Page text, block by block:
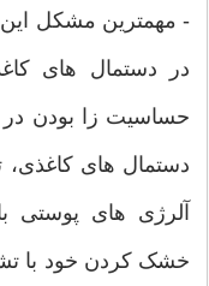
- مهمترین مشکل
در دستمال های
حساسیت زا بودن در
دستمال های کاغذی،
آلرژی های پوستی
خشک کردن خود با